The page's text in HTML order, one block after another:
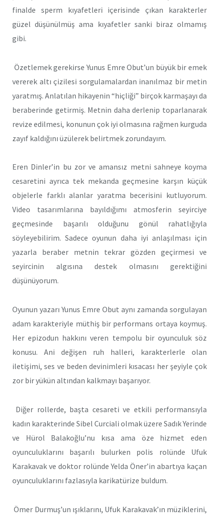
finalde sperm kıyafetleri içerisinde çıkan karakterler
güzel düşünülmüş ama kıyafetler sanki biraz olmamış
gibi.
Özetlemek gerekirse Yunus Emre Obut’un büyük bir emek
vererek altı çizilesi sorgulamalardan inanılmaz bir metin
yaratmış. Anlatılan hikayenin “hiçliği” birçok karmaşayı da
beraberinde getirmiş. Metnin daha derlenip toparlanarak
revize edilmesi, konunun çok iyi olmasına rağmen kurguda
zayıf kaldığını üzülerek belirtmek zorundayım.
Eren Dinler’in bu zor ve amansız metni sahneye koyma
cesaretini ayrıca tek mekanda geçmesine karşın küçük
objelerle farklı alanlar yaratma becerisini kutluyorum.
Video tasarımlarına bayıldığımı atmosferin seyirciye
geçmesinde başarılı olduğunu gönül rahatlığıyla
söyleyebilirim. Sadece oyunun daha iyi anlaşılması için
yazarla beraber metnin tekrar gözden geçirmesi ve
seyircinin algısına destek olmasını gerektiğini
düşünüyorum.
Oyunun yazarı Yunus Emre Obut aynı zamanda sorgulayan
adam karakteriyle müthiş bir performans ortaya koymuş.
Her epizodun hakkını veren tempolu bir oyunculuk söz
konusu. Ani değişen ruh halleri, karakterlerle olan
iletişimi, ses ve beden devinimleri kısacası her şeyiyle çok
zor bir yükün altından kalkmayı başarıyor.
Diğer rollerde, başta cesareti ve etkili performansıyla
kadın karakterinde Sibel Curciali olmak üzere Sadık Yerinde
ve Hürol Balakoğlu’nu kısa ama öze hizmet eden
oyunculuklarını başarılı bulurken polis rolünde Ufuk
Karakavak ve doktor rolünde Yelda Öner’in abartıya kaçan
oyunculuklarını fazlasıyla karikatürize buldum.
Ömer Durmuş’un ışıklarını, Ufuk Karakavak’ın müziklerini,